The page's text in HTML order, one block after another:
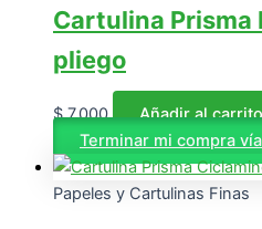
Cartulina Prisma
pliego
$7.000
Añadir al carrito
Terminar mi compra
Papeles y Cartulinas Finas